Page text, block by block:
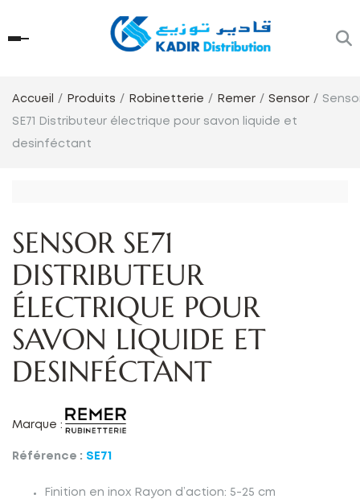
Accueil Produits Robinetterie Remer Sensor
SE71 Distributeur électrique pour savon liquide et
desinféctant
SENSOR SE71
DISTRIBUTEUR
ÉLECTRIQUE POUR
SAVON LIQUIDE ET
DESINFÉCTANT
Marque :
Référence : SE71
Finition en inox Rayon d’action: 5-25 cm